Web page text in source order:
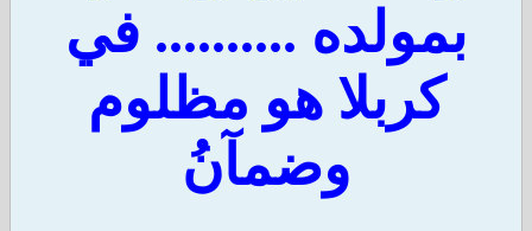
بمولده .......... في
كربلا هو مظلوم
وضمآنُ